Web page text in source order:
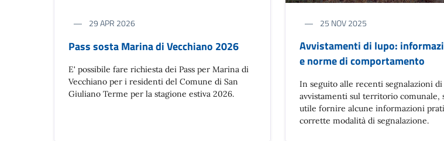
29 APR 2026
Pass sosta Marina di Vecchiano 2026
E' possibile fare richiesta dei Pass per Marina di
Vecchiano per i residenti del Comune di San
Giuliano Terme per la stagione estiva 2026.
25 NOV 2025
Avvistamenti di lupo:
e norme di comportamento
In seguito alle recenti segnalazioni di
avvistamenti sul territorio comunale,
utile fornire alcune informazioni
corrette modalità di segnalazione.